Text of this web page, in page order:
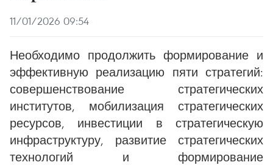
11/01/2026 09:54
Необходимо продолжить формирование и
эффективную реализацию пяти стратегий:
совершенствование стратегических
институтов, мобилизация стратегических
ресурсов, инвестиции в стратегическую
инфраструктуру, развитие стратегических
технологий и формирование